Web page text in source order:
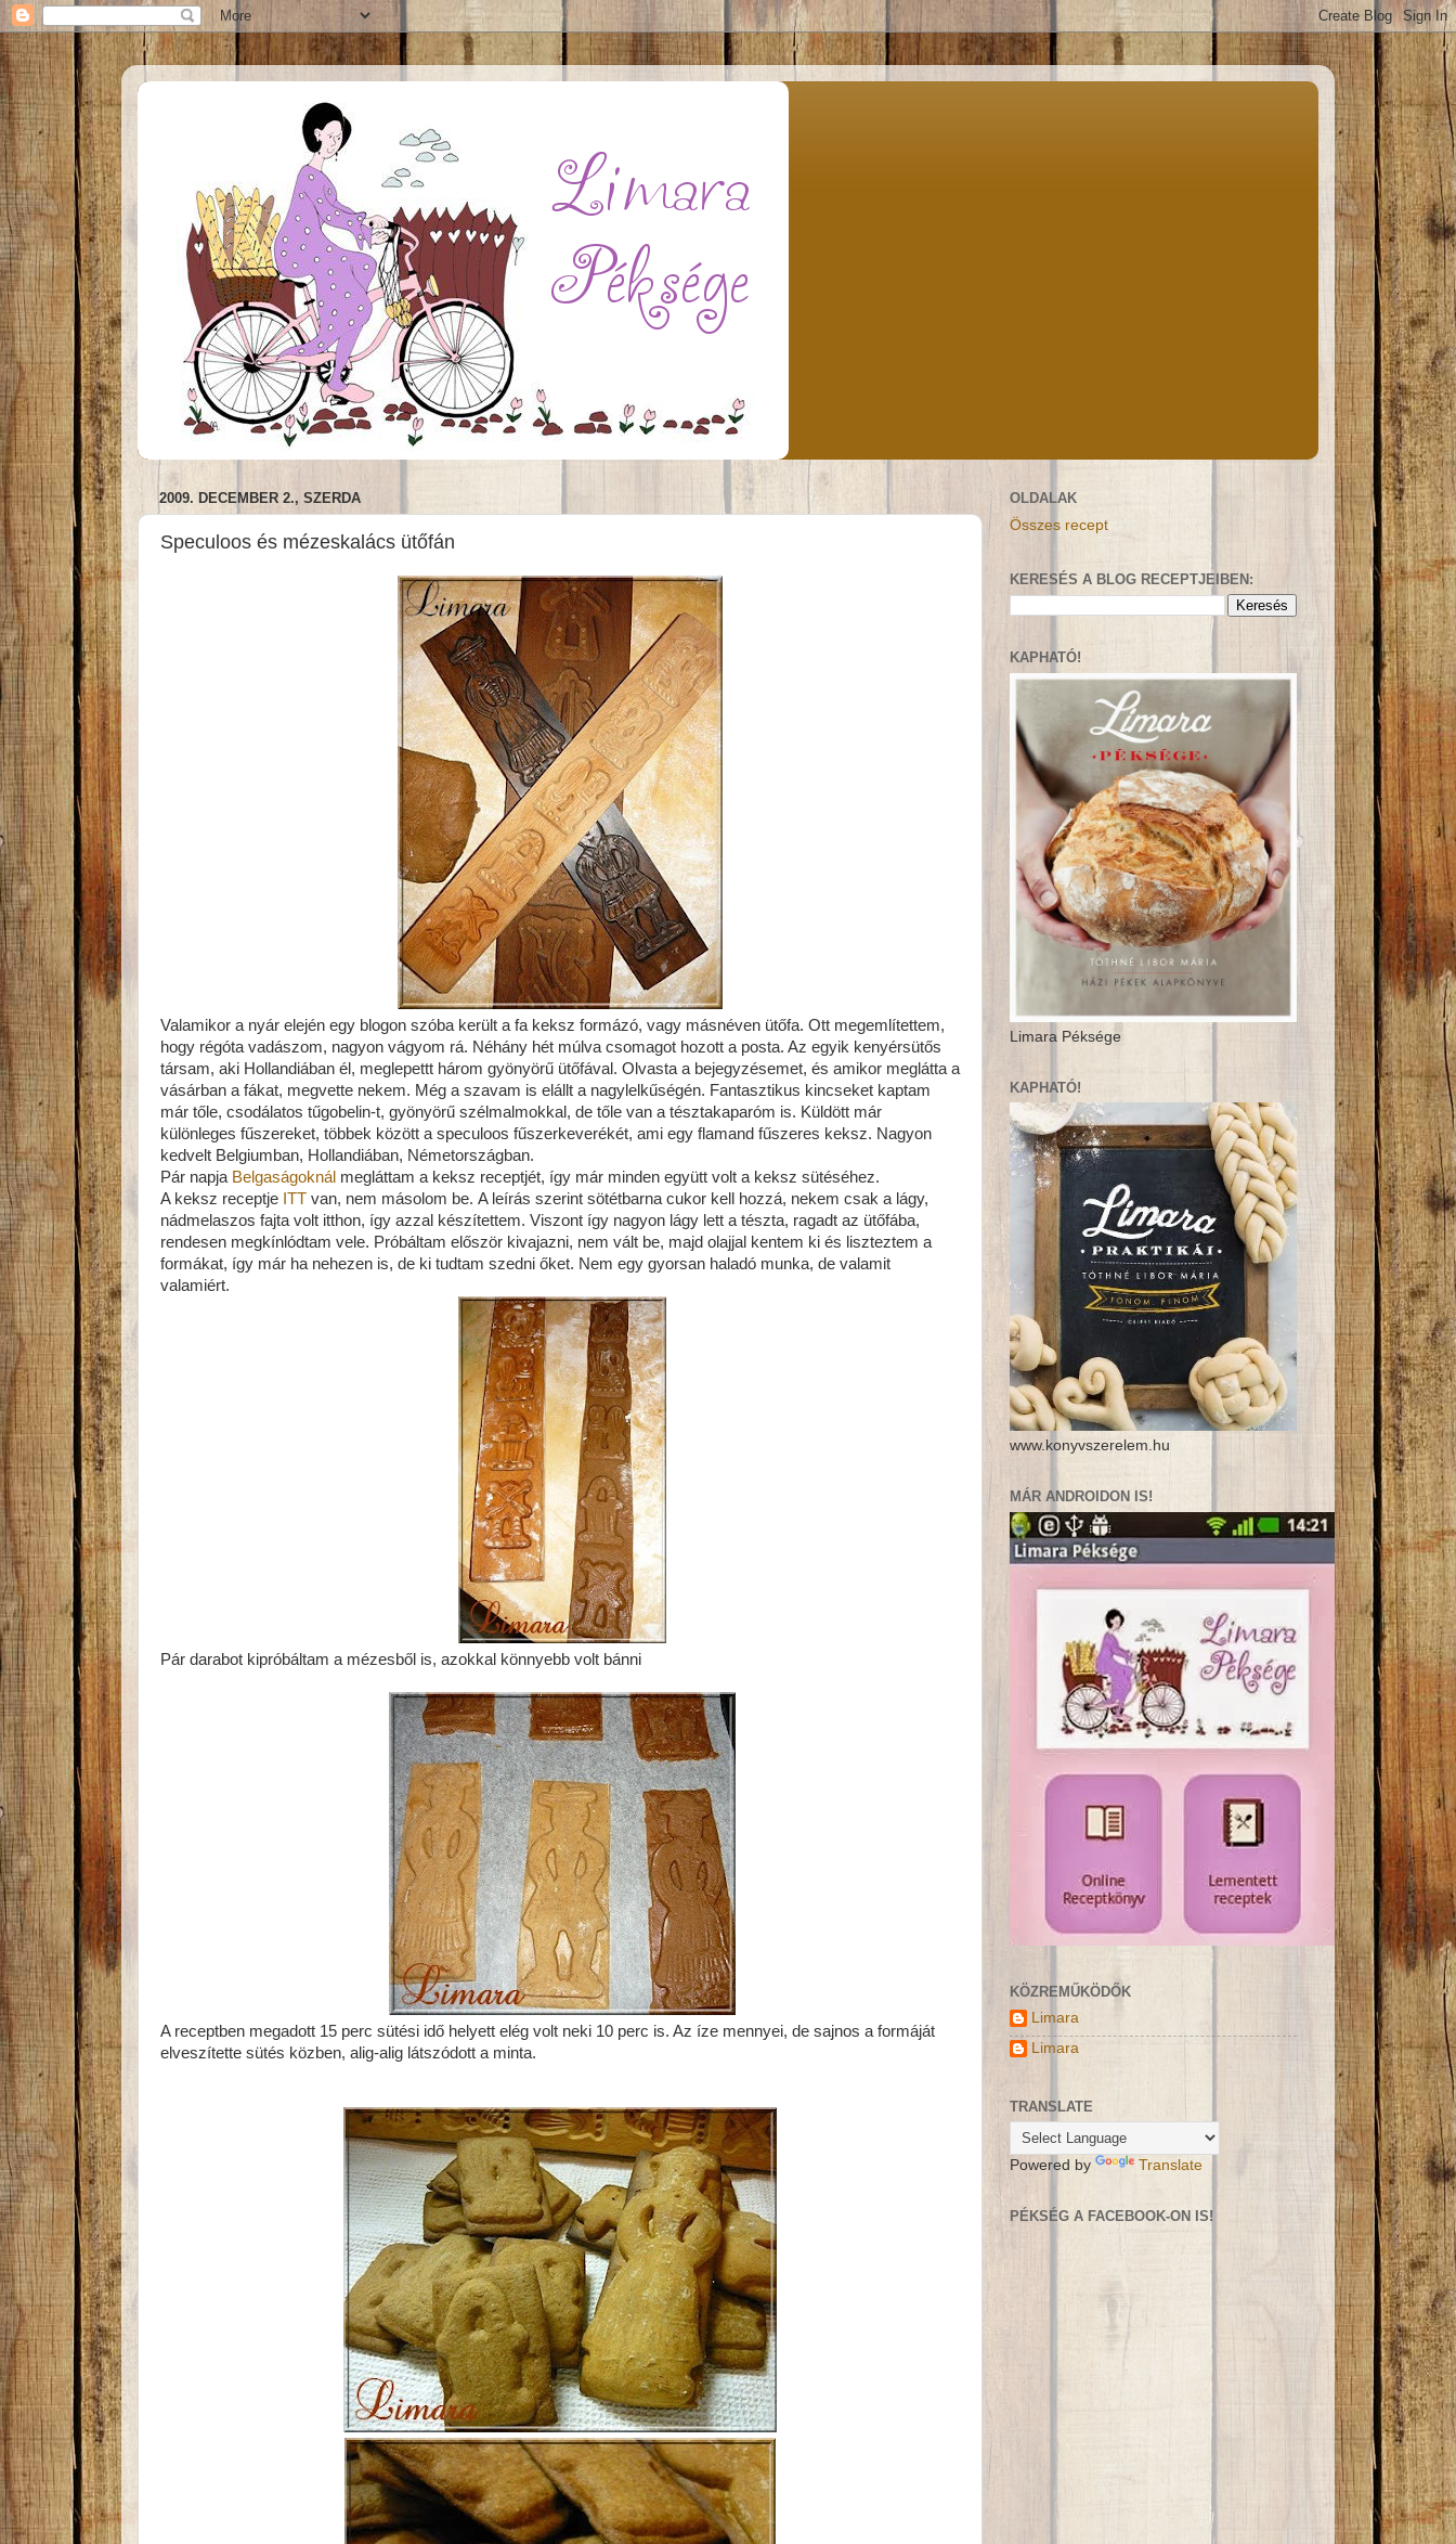
2009. DECEMBER 2., SZERDA
Speculoos és mézeskalács ütőfán
Valamikor a nyár elején egy blogon szóba került a fa keksz formázó, vagy másnéven ütőfa. Ott megemlítettem,
hogy régóta vadászom, nagyon vágyom rá. Néhány hét múlva csomagot hozott a posta. Az egyik kenyérsütős
társam, aki Hollandiában él, meglepettt három gyönyörű ütőfával. Olvasta a bejegyzésemet, és amikor meglátta a
vásárban a fákat, megvette nekem. Még a szavam is elállt a nagylelkűségén. Fantasztikus kincseket kaptam
már tőle, csodálatos tűgobelin-t, gyönyörű szélmalmokkal, de tőle van a tésztakaparóm is. Küldött már
különleges fűszereket, többek között a speculoos fűszerkeverékét, ami egy flamand fűszeres keksz. Nagyon
kedvelt Belgiumban, Hollandiában, Németországban.
Pár napja Belgaságoknál megláttam a keksz receptjét, így már minden együtt volt a keksz sütéséhez.
A keksz receptje ITT van, nem másolom be. A leírás szerint sötétbarna cukor kell hozzá, nekem csak a lágy,
nádmelaszos fajta volt itthon, így azzal készítettem. Viszont így nagyon lágy lett a tészta, ragadt az ütőfába,
rendesen megkínlódtam vele. Próbáltam először kivajazni, nem vált be, majd olajjal kentem ki és liszteztem a
formákat, így már ha nehezen is, de ki tudtam szedni őket. Nem egy gyorsan haladó munka, de valamit
valamiért.
Pár darabot kipróbáltam a mézesből is, azokkal könnyebb volt bánni
A receptben megadott 15 perc sütési idő helyett elég volt neki 10 perc is. Az íze mennyei, de sajnos a formáját
elveszítette sütés közben, alig-alig látszódott a minta.
OLDALAK
Összes recept
KERESÉS A BLOG RECEPTJEIBEN:
KAPHATÓ!
Limara Péksége
KAPHATÓ!
www.konyvszerelem.hu
MÁR ANDROIDON IS!
KÖZREMŰKÖDŐK
Limara
Limara
TRANSLATE
Powered by Translate
PÉKSÉG A FACEBOOK-ON IS!